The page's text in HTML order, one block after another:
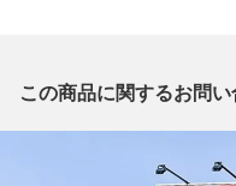
※「なんでもリサイクルビ
この商品に関するお問